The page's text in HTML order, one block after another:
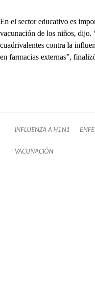
En el sector educativo es
vacunación de los niños, dijo.
cuadrivalentes contra la
en farmacias externas”,
INFLUENZA A H1N1
VACUNACIÓN